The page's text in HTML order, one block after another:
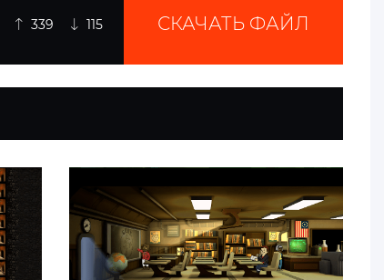
339 115 СКАЧАТЬ ФАЙЛ